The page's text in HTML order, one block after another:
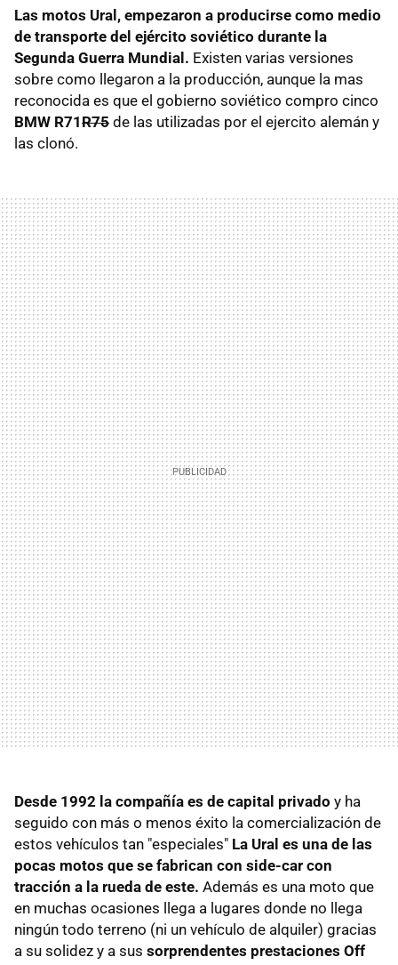
Las motos Ural, empezaron a producirse como medio
de transporte del ejército soviético durante la
Segunda Guerra Mundial. Existen varias versiones
sobre como llegaron a la producción, aunque la mas
reconocida es que el gobierno soviético compro cinco
BMW R71R75 de las utilizadas por el ejercito alemán y
las clonó.
Desde 1992 la compañía es de capital privado y ha
seguido con más o menos éxito la comercialización de
estos vehículos tan "especiales" La Ural es una de las
pocas motos que se fabrican con side-car con
tracción a la rueda de este. Además es una moto que
en muchas ocasiones llega a lugares donde no llega
ningún todo terreno (ni un vehículo de alquiler) gracias
a su solidez y a sus sorprendentes prestaciones Off